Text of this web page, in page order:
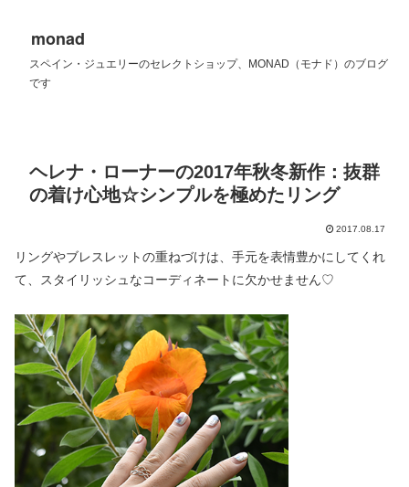
monad
スペイン・ジュエリーのセレクトショップ、MONAD（モナド）のブログ
です
ヘレナ・ローナーの2017年秋冬新作：抜群
の着け心地☆シンプルを極めたリング
2017.08.17
リングやブレスレットの重ねづけは、手元を表情豊かにしてくれ
て、スタイリッシュなコーディネートに欠かせません♡